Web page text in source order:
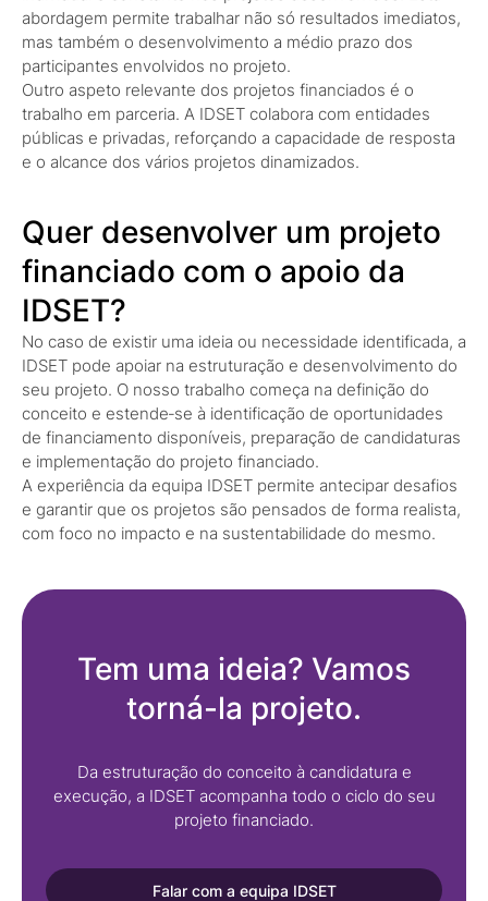
abordagem permite trabalhar não só resultados imediatos,
mas também o desenvolvimento a médio prazo dos
participantes envolvidos no projeto.
Outro aspeto relevante dos projetos financiados é o
trabalho em parceria. A IDSET colabora com entidades
públicas e privadas, reforçando a capacidade de resposta
e o alcance dos vários projetos dinamizados.
Quer desenvolver um projeto
financiado com o apoio da
IDSET?
No caso de existir uma ideia ou necessidade identificada, a
IDSET pode apoiar na estruturação e desenvolvimento do
seu projeto. O nosso trabalho começa na definição do
conceito e estende‑se à identificação de oportunidades
de financiamento disponíveis, preparação de candidaturas
e implementação do projeto financiado.
A experiência da equipa IDSET permite antecipar desafios
e garantir que os projetos são pensados de forma realista,
com foco no impacto e na sustentabilidade do mesmo.
Tem uma ideia? Vamos
torná-la projeto.
Da estruturação do conceito à candidatura e
execução, a IDSET acompanha todo o ciclo do seu
projeto financiado.
Falar com a equipa IDSET